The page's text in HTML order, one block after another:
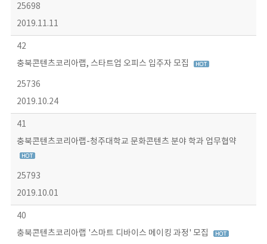
25698
2019.11.11
42
충북콘텐츠코리아랩, 스타트업 오피스 입주자 모집
25736
2019.10.24
41
충북콘텐츠코리아랩-청주대학교 문화콘텐츠 분야 학과 업무협약
25793
2019.10.01
40
충북콘텐츠코리아랩 '스마트 디바이스 메이킹 과정' 모집